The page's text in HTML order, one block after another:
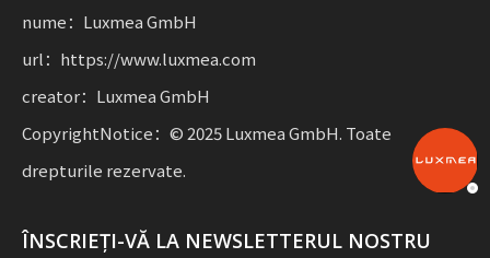
nume：Luxmea GmbH
url：https://www.luxmea.com
creator：Luxmea GmbH
CopyrightNotice：© 2025 Luxmea GmbH. Toate
drepturile rezervate.
ÎNSCRIEȚI-VĂ LA NEWSLETTERUL NOSTRU